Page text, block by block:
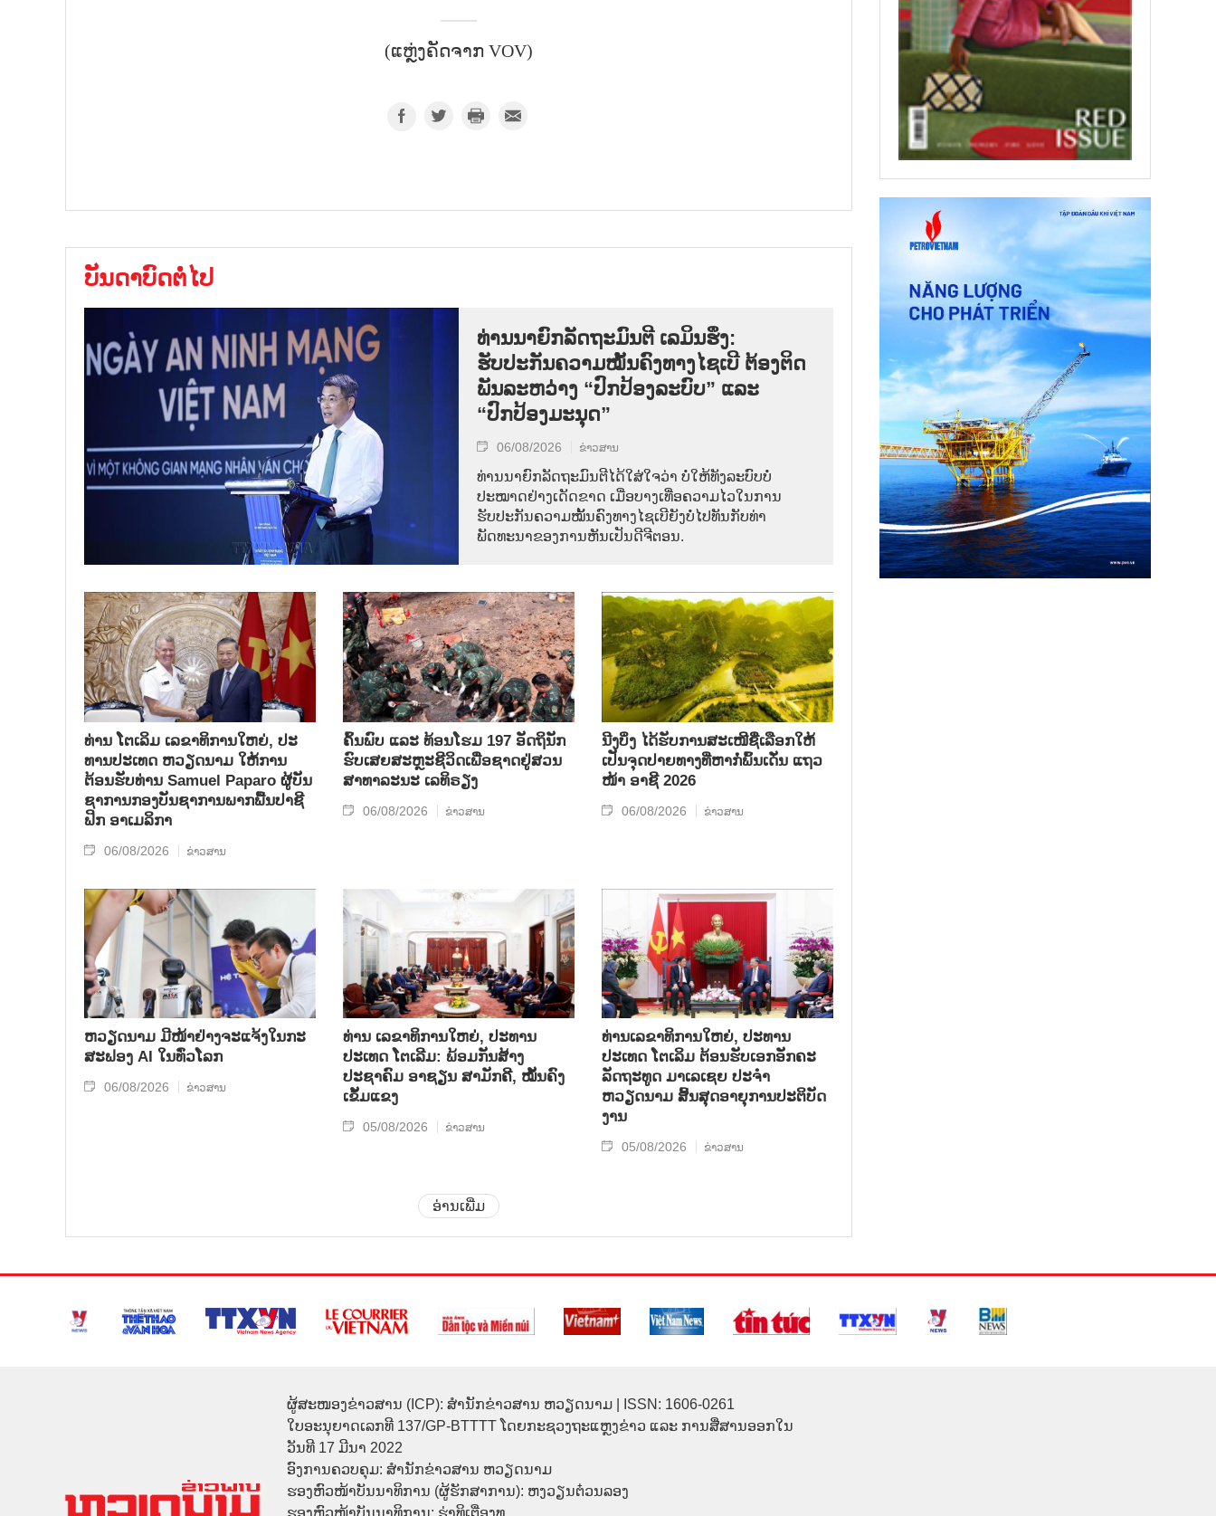
(ແຫຼ່ງຄັດຈາກ VOV)
ບັນດາບົດຕໍ່ໄປ
ທ່ານນາຍົກລັດຖະມົນຕີ ເລມິນຮຶງ:
ຮັບປະກັນຄວາມໝັ້ນຄົງທາງໄຊເບີ ຕ້ອງຕິດ
ພັນລະຫວ່າງ “ປົກປ້ອງລະບົບ” ແລະ
“ປົກປ້ອງມະນຸດ”
06/08/2026 ຂ່າວສານ
ທ່ານນາຍົກລັດຖະມົນຕີໄດ້ໃສ່ໃຈວ່າ ບໍ່ໃຫ້ທັງລະບົບບໍ່
ປະໝາດຢ່າງເດັດຂາດ ເມື່ອບາງເທື່ອຄວາມໄວໃນການ
ຮັບປະກັນຄວາມໝັ້ນຄົງທາງໄຊເບີຍັງບໍ່ໄປທັນກັບທ່າ
ພັດທະນາຂອງການຫັນເປັນດີຈີຕອນ.
ທ່ານ ໂຕ​ເລິມ ເລ​ຂາ​ທິ​ການ​ໃຫຍ່, ປະ​
ທານ​ປະ​ເທດ ​ຫວຽດ​ນາມ ໃຫ້​ການ​
ຕ້ອນ​ຮັບ​ທ່ານ Samuel Paparo ຜູ້​ບັນ​
ຊາ​ການກອງ​ບັນ​ຊາ​ການພາກ​ພື້ນ​ປາ​ຊີ​
ຟິກ ອາ​ເມ​ລິ​ກາ
06/08/2026 ຂ່າວສານ
ຄົ້ນ​ພົບ ແລະ ທ້ອນ​ໂຮມ 197 ອັດ​ຖິ​ນັກ​
ຮົບ​ເສຍ​ສະຫຼະ​ຊີ​ວິດ​ເພື່ອ​ຊາດ​ຢູ່​ສວນ​
ສາ​ທາ​ລະ​ນະ ເລ​ທິ​ຣຽງ
06/08/2026 ຂ່າວສານ
ນີງບິ່ງ ໄດ້ຮັບການສະເໜີຊື່ເລືອກໃຫ້
ເປັນຈຸດປາຍທາງທີ່ຫາກໍ່ພົ້ນເດັ່ນ ແຖວ
ໜ້າ ອາຊີ 2026
06/08/2026 ຂ່າວສານ
ຫວຽດນາມ ມີໜ້າຢ່າງຈະແຈ້ງໃນກະ
ສະຟອງ AI ໃນທົ່ວໂລກ
06/08/2026 ຂ່າວສານ
ທ່ານ ເລຂາທິການໃຫຍ່, ປະທານ
ປະເທດ ໂຕເລີມ: ພ້ອມກັນສ້າງ
ປະຊາຄົມ ອາຊຽນ ສາມັກຄີ, ໝັ້ນຄົງ
ເຂັ້ມແຂງ
05/08/2026 ຂ່າວສານ
ທ່ານເລຂາທິການໃຫຍ່, ປະທານ
ປະເທດ ໂຕເລິມ ຕ້ອນຮັບເອກອັກຄະ
ລັດຖະທູດ ມາເລເຊຍ ປະຈຳ
ຫວຽດນາມ ສິ້ນສຸດອາຍຸການປະຕິບັດ
ງານ
05/08/2026 ຂ່າວສານ
ອ່ານເພີ່ມ
ຜູ້ສະໜອງຂ່າວສານ (ICP): ສຳນັກຂ່າວສານ ຫວຽດນາມ | ISSN: 1606-0261
ໃບອະນຸຍາດເລກທີ 137/GP-BTTTT ໂດຍກະຊວງຖະແຫຼງຂ່າວ ແລະ ການສື່ສານອອກໃນ
ວັນທີ 17 ມີນາ 2022
ອົງການຄວບຄຸມ: ສຳນັກຂ່າວສານ ຫວຽດນາມ
ຮອງຫົວໜ້າບັນນາທິການ (ຜູ້ຮັກສາການ): ຫງວຽນຕ໋ວນລອງ
ຮອງຫົວໜ້າບັນນາທິການ: ຮ່າທິເຕື່ອງທູ